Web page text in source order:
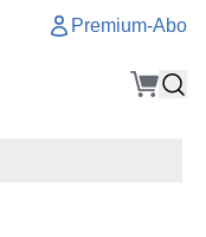
Premium-Abo